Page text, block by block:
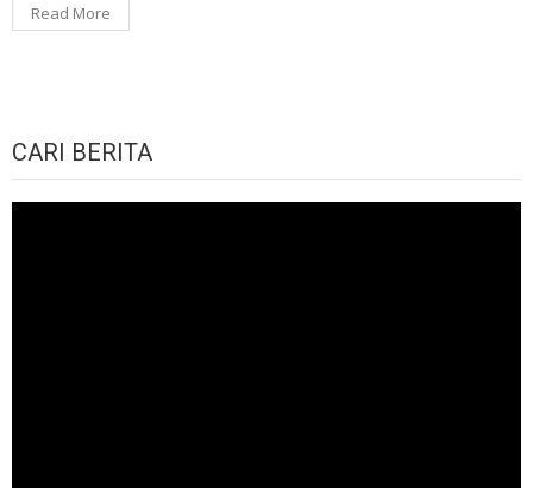
Read More
CARI BERITA